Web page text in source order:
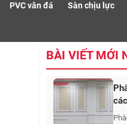
PVC vân đá Sàn chịu lực
BÀI VIẾT MỚI